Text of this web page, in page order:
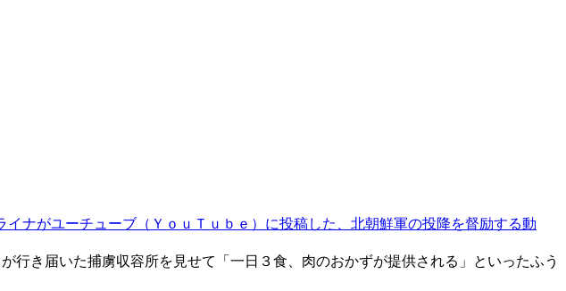
イナがユーチューブ（ＹｏｕＴｕｂｅ）に投稿した、北朝鮮軍の投降を督励する動
き届いた捕虜収容所を見せて「一日３食、肉のおかずが提供される」といったふう